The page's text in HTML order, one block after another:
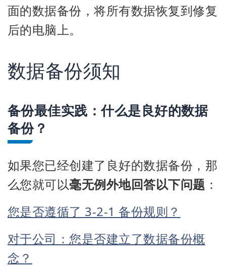
面的数据备份，将所有数据恢复到修复
后的电脑上。
数据备份须知
备份最佳实践：什么是良好的数据
备份？
如果您已经创建了良好的数据备份，那
么您就可以毫无例外地回答以下问题 ：
您是否遵循了 3-2-1 备份规则？
对于公司：您是否建立了数据备份概
念？